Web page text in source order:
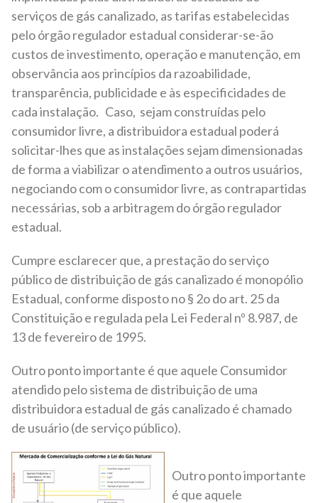
serviços de gás canalizado, as tarifas estabelecidas
pelo órgão regulador estadual considerar-se-ão
custos de investimento, operação e manutenção, em
observância aos princípios da razoabilidade,
transparência, publicidade e às especificidades de
cada instalação. Caso, sejam construídas pelo
consumidor livre, a distribuidora estadual poderá
solicitar-lhes que as instalações sejam dimensionadas
de forma a viabilizar o atendimento a outros usuários,
negociando com o consumidor livre, as contrapartidas
necessárias, sob a arbitragem do órgão regulador
estadual.
Cumpre esclarecer que, a prestação do serviço
público de distribuição de gás canalizado é monopólio
Estadual, conforme disposto no § 2o do art. 25 da
Constituição e regulada pela Lei Federal nº 8.987, de
13 de fevereiro de 1995.
Outro ponto importante é que aquele Consumidor
atendido pelo sistema de distribuição de uma
distribuidora estadual de gás canalizado é chamado
de usuário (de serviço público).
Outro ponto importante
é que aquele